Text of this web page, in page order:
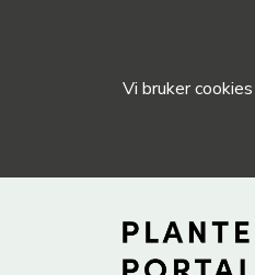
Vi bruker